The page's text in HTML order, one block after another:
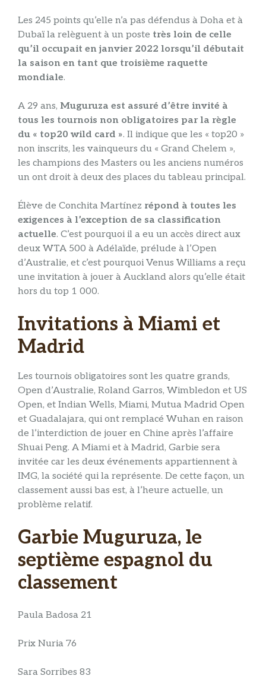
Les 245 points qu’elle n’a pas défendus à Doha et à
Dubaï la relèguent à un poste très loin de celle
qu’il occupait en janvier 2022 lorsqu’il débutait
la saison en tant que troisième raquette
mondiale.
A 29 ans, Muguruza est assuré d’être invité à
tous les tournois non obligatoires par la règle
du « top20 wild card ». Il indique que les « top20 »
non inscrits, les vainqueurs du « Grand Chelem »,
les champions des Masters ou les anciens numéros
un ont droit à deux des places du tableau principal.
Élève de Conchita Martínez répond à toutes les
exigences à l’exception de sa classification
actuelle. C’est pourquoi il a eu un accès direct aux
deux WTA 500 à Adélaïde, prélude à l’Open
d’Australie, et c’est pourquoi Venus Williams a reçu
une invitation à jouer à Auckland alors qu’elle était
hors du top 1 000.
Invitations à Miami et
Madrid
Les tournois obligatoires sont les quatre grands,
Open d’Australie, Roland Garros, Wimbledon et US
Open, et Indian Wells, Miami, Mutua Madrid Open
et Guadalajara, qui ont remplacé Wuhan en raison
de l’interdiction de jouer en Chine après l’affaire
Shuai Peng. A Miami et à Madrid, Garbie sera
invitée car les deux événements appartiennent à
IMG, la société qui la représente. De cette façon, un
classement aussi bas est, à l’heure actuelle, un
problème relatif.
Garbie Muguruza, le
septième espagnol du
classement
Paula Badosa 21
Prix ​​Nuria 76
Sara Sorribes 83